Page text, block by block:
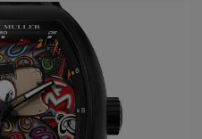
van een kleine
merk en bedrijf te maken
is.
stelt ons in staat om alle